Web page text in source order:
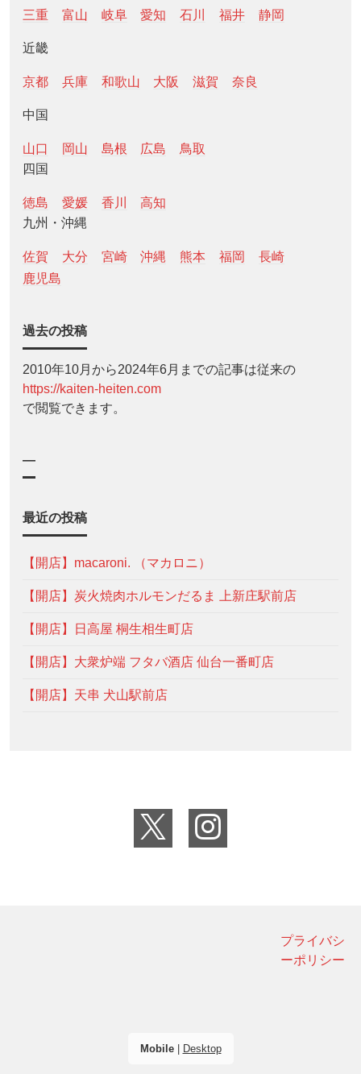
三重 富山 岐阜 愛知 石川 福井 静岡
近畿
京都 兵庫 和歌山 大阪 滋賀 奈良
中国
山口 岡山 島根 広島
鳥取
四国
徳島 愛媛 香川
高知
九州・沖縄
佐賀 大分 宮崎 沖縄 熊本 福岡
長崎
鹿児島
過去の投稿
2010年10月から2024年6月までの記事は従来の
https://kaiten-heiten.com
で閲覧できます。
—
最近の投稿
【開店】macaroni. （マカロニ）
【開店】炭火焼肉ホルモンだるま 上新庄駅前店
【開店】日高屋 桐生相生町店
【開店】大衆炉端 フタバ酒店 仙台一番町店
【開店】天串 犬山駅前店
プライバシ
ーポリシー
Mobile| Desktop